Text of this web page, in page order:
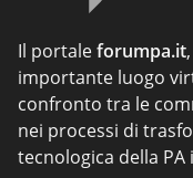
Il portaleforumpa.it
importante luogo
confronto tra le
nei processi di
tecnologica della PA